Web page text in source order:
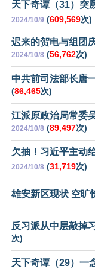
天下奇谭（31）突
2024/10/9 (609,569次)
迟来的贺电与组团
2024/10/8 (56,762次)
中共前司法部长唐
(86,465次)
江派原政治局常委
2024/10/8 (89,497次)
欠抽！习近平主动
2024/10/8 (31,719次)
雄安新区现状 空旷
反习派从中层敲掉
次)
天下奇谭（29）一